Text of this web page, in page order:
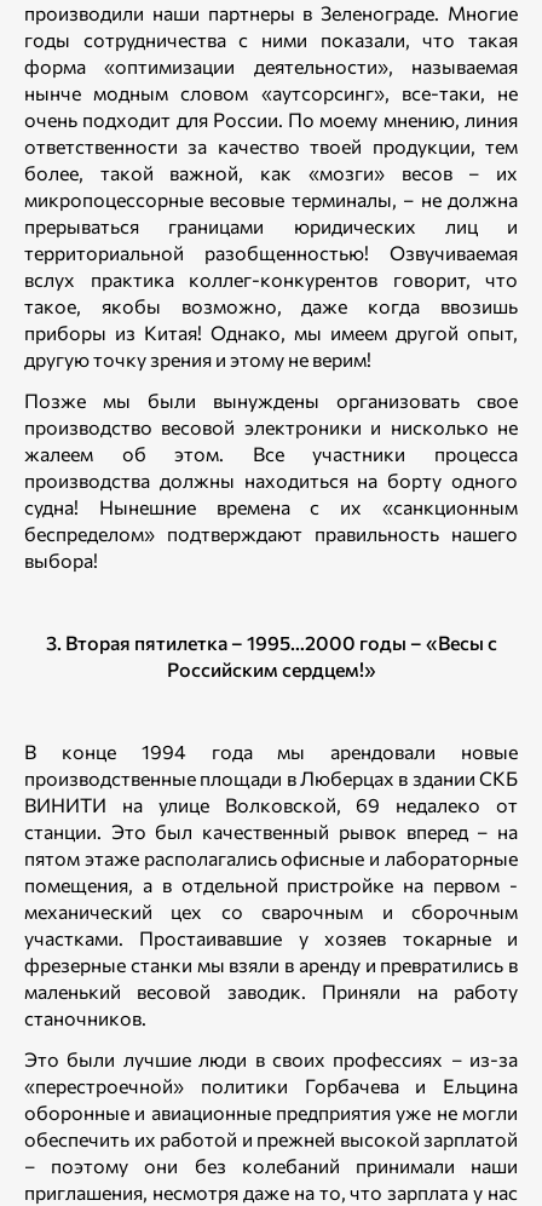
производили наши партнеры в Зеленограде. Многие
годы сотрудничества с ними показали, что такая
форма «оптимизации деятельности», называемая
нынче модным словом «аутсорсинг», все-таки, не
очень подходит для России. По моему мнению, линия
ответственности за качество твоей продукции, тем
более, такой важной, как «мозги» весов – их
микропоцессорные весовые терминалы, – не должна
прерываться границами юридических лиц и
территориальной разобщенностью! Озвучиваемая
вслух практика коллег-конкурентов говорит, что
такое, якобы возможно, даже когда ввозишь
приборы из Китая! Однако, мы имеем другой опыт,
другую точку зрения и этому не верим!
Позже мы были вынуждены организовать свое
производство весовой электроники и нисколько не
жалеем об этом. Все участники процесса
производства должны находиться на борту одного
судна! Нынешние времена с их «санкционным
беспределом» подтверждают правильность нашего
выбора!
3. Вторая пятилетка – 1995…2000 годы – «Весы с
Российским сердцем!»
В конце 1994 года мы арендовали новые
производственные площади в Люберцах в здании СКБ
ВИНИТИ на улице Волковской, 69 недалеко от
станции. Это был качественный рывок вперед – на
пятом этаже располагались офисные и лабораторные
помещения, а в отдельной пристройке на первом -
механический цех со сварочным и сборочным
участками. Простаивавшие у хозяев токарные и
фрезерные станки мы взяли в аренду и превратились в
маленький весовой заводик. Приняли на работу
станочников.
Это были лучшие люди в своих профессиях – из-за
«перестроечной» политики Горбачева и Ельцина
оборонные и авиационные предприятия уже не могли
обеспечить их работой и прежней высокой зарплатой
– поэтому они без колебаний принимали наши
приглашения, несмотря даже на то, что зарплата у нас